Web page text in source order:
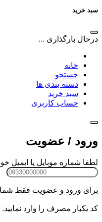
سبد خرید
درحال بارگذاری ...
خانه
جستجو
دسته بندی ها
سبد خرید
حساب کاربری
ورود / عضویت
لطفا شماره موبایل یا ایمیل
برای ورود و عضویت فقط
کد یکبار مصرف را وارد نمایید.